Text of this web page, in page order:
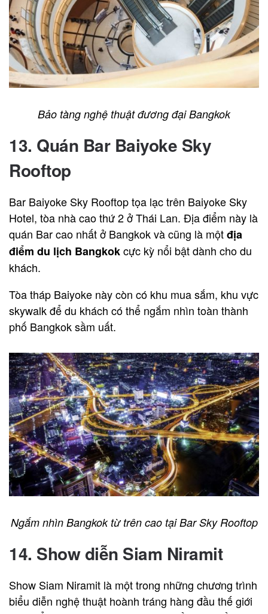
Bảo tàng nghệ thuật đương đại Bangkok
13. Quán Bar Baiyoke Sky
Rooftop
Bar Baiyoke Sky Rooftop tọa lạc trên Baiyoke Sky
Hotel, tòa nhà cao thứ 2 ở Thái Lan. Địa điểm này là
quán Bar cao nhất ở Bangkok và cũng là mộtđịa
điểm du lịch Bangkokcực kỳ nổi bật dành cho du
khách.
Tòa tháp Baiyoke này còn có khu mua sắm, khu vực
skywalk để du khách có thể ngắm nhìn toàn thành
phố Bangkok sầm uất.
Ngắm nhìn Bangkok từ trên cao tại Bar Sky Rooftop
14. Show diễn Siam Niramit
Show Siam Niramit là một trong những chương trình
biểu diễn nghệ thuật hoành tráng hàng đầu thế giới